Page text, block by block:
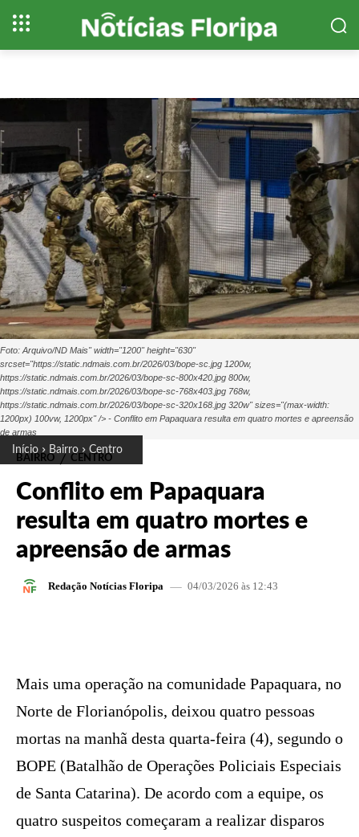
Início Bairro Centro
Foto: Arquivo/ND Mais" width="1200" height="630"
srcset="https://static.ndmais.com.br/2026/03/bope-sc.jpg 1200w,
https://static.ndmais.com.br/2026/03/bope-sc-800x420.jpg 800w,
https://static.ndmais.com.br/2026/03/bope-sc-768x403.jpg 768w,
https://static.ndmais.com.br/2026/03/bope-sc-320x168.jpg 320w" sizes="(max-width:
1200px) 100vw, 1200px" /> - Conflito em Papaquara resulta em quatro mortes e apreensão
de armas
BAIRRO CENTRO
Conflito em Papaquara
resulta em quatro mortes e
apreensão de armas
Redação Notícias Floripa 04/03/2026 às 12:43
Mais uma operação na comunidade Papaquara, no
Norte de Florianópolis, deixou quatro pessoas
mortas na manhã desta quarta-feira (4), segundo o
BOPE (Batalhão de Operações Policiais Especiais
de Santa Catarina). De acordo com a equipe, os
quatro suspeitos começaram a realizar disparos